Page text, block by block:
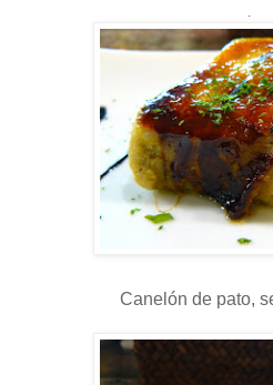
.
Canelón de pato,